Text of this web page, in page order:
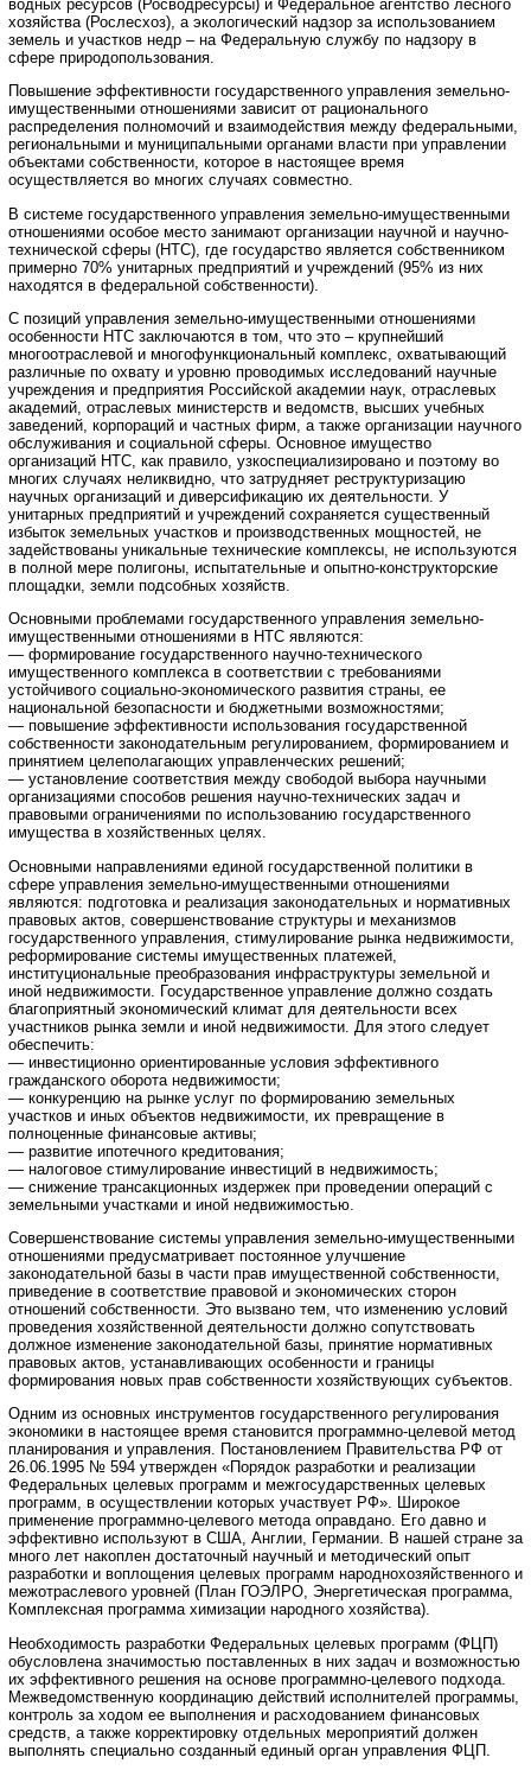
водных ресурсов (Росводресурсы) и Федеральное агентство лесного
хозяйства (Рослесхоз), а экологический надзор за использованием
земель и участков недр – на Федеральную службу по надзору в
сфере природопользования.
Повышение эффективности государственного управления земельно-
имущественными отношениями зависит от рационального
распределения полномочий и взаимодействия между федеральными,
региональными и муниципальными органами власти при управлении
объектами собственности, которое в настоящее время
осуществляется во многих случаях совместно.
В системе государственного управления земельно-имущественными
отношениями особое место занимают организации научной и научно-
технической сферы (НТС), где государство является собственником
примерно 70% унитарных предприятий и учреждений (95% из них
находятся в федеральной собственности).
С позиций управления земельно-имущественными отношениями
особенности НТС заключаются в том, что это – крупнейший
многоотраслевой и многофункциональный комплекс, охватывающий
различные по охвату и уровню проводимых исследований научные
учреждения и предприятия Российской академии наук, отраслевых
академий, отраслевых министерств и ведомств, высших учебных
заведений, корпораций и частных фирм, а также организации научного
обслуживания и социальной сферы. Основное имущество
организаций НТС, как правило, узкоспециализировано и поэтому во
многих случаях неликвидно, что затрудняет реструктуризацию
научных организаций и диверсификацию их деятельности. У
унитарных предприятий и учреждений сохраняется существенный
избыток земельных участков и производственных мощностей, не
задействованы уникальные технические комплексы, не используются
в полной мере полигоны, испытательные и опытно-конструкторские
площадки, земли подсобных хозяйств.
Основными проблемами государственного управления земельно-
имущественными отношениями в НТС являются:
— формирование государственного научно-технического
имущественного комплекса в соответствии с требованиями
устойчивого социально-экономического развития страны, ее
национальной безопасности и бюджетными возможностями;
— повышение эффективности использования государственной
собственности законодательным регулированием, формированием и
принятием целеполагающих управленческих решений;
— установление соответствия между свободой выбора научными
организациями способов решения научно-технических задач и
правовыми ограничениями по использованию государственного
имущества в хозяйственных целях.
Основными направлениями единой государственной политики в
сфере управления земельно-имущественными отношениями
являются: подготовка и реализация законодательных и нормативных
правовых актов, совершенствование структуры и механизмов
государственного управления, стимулирование рынка недвижимости,
реформирование системы имущественных платежей,
институциональные преобразования инфраструктуры земельной и
иной недвижимости. Государственное управление должно создать
благоприятный экономический климат для деятельности всех
участников рынка земли и иной недвижимости. Для этого следует
обеспечить:
— инвестиционно ориентированные условия эффективного
гражданского оборота недвижимости;
— конкуренцию на рынке услуг по формированию земельных
участков и иных объектов недвижимости, их превращение в
полноценные финансовые активы;
— развитие ипотечного кредитования;
— налоговое стимулирование инвестиций в недвижимость;
— снижение трансакционных издержек при проведении операций с
земельными участками и иной недвижимостью.
Совершенствование системы управления земельно-имущественными
отношениями предусматривает постоянное улучшение
законодательной базы в части прав имущественной собственности,
приведение в соответствие правовой и экономических сторон
отношений собственности. Это вызвано тем, что изменению условий
проведения хозяйственной деятельности должно сопутствовать
должное изменение законодательной базы, принятие нормативных
правовых актов, устанавливающих особенности и границы
формирования новых прав собственности хозяйствующих субъектов.
Одним из основных инструментов государственного регулирования
экономики в настоящее время становится программно-целевой метод
планирования и управления. Постановлением Правительства РФ от
26.06.1995 № 594 утвержден «Порядок разработки и реализации
Федеральных целевых программ и межгосударственных целевых
программ, в осуществлении которых участвует РФ». Широкое
применение программно-целевого метода оправдано. Его давно и
эффективно используют в США, Англии, Германии. В нашей стране за
много лет накоплен достаточный научный и методический опыт
разработки и воплощения целевых программ народнохозяйственного и
межотраслевого уровней (План ГОЭЛРО, Энергетическая программа,
Комплексная программа химизации народного хозяйства).
Необходимость разработки Федеральных целевых программ (ФЦП)
обусловлена значимостью поставленных в них задач и возможностью
их эффективного решения на основе программно-целевого подхода.
Межведомственную координацию действий исполнителей программы,
контроль за ходом ее выполнения и расходованием финансовых
средств, а также корректировку отдельных мероприятий должен
выполнять специально созданный единый орган управления ФЦП.